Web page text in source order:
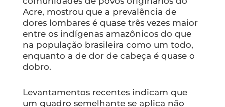
Acre, mostrou que a prevalência de
dores lombares é quase três vezes maior
entre os indígenas amazônicos do que
na população brasileira como um todo,
enquanto a de dor de cabeça é quase o
dobro.
Levantamentos recentes indicam que
um quadro semelhante se aplica não